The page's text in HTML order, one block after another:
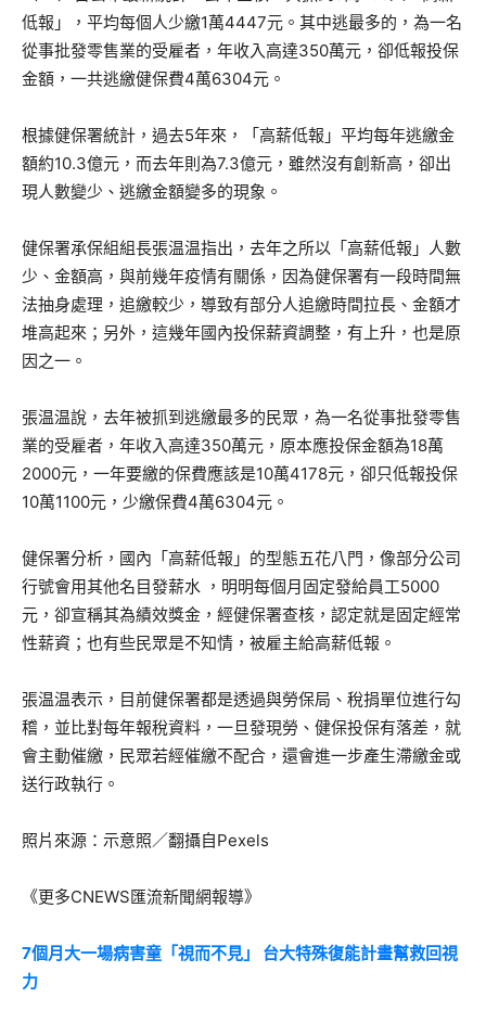
低報」，平均每個人少繳1萬4447元。其中逃最多的，為一名
從事批發零售業的受雇者，年收入高達350萬元，卻低報投保
金額，一共逃繳健保費4萬6304元。
根據健保署統計，過去5年來，「高薪低報」平均每年逃繳金
額約10.3億元，而去年則為7.3億元，雖然沒有創新高，卻出
現人數變少、逃繳金額變多的現象。
健保署承保組組長張温温指出，去年之所以「高薪低報」人數
少、金額高，與前幾年疫情有關係，因為健保署有一段時間無
法抽身處理，追繳較少，導致有部分人追繳時間拉長、金額才
堆高起來；另外，這幾年國內投保薪資調整，有上升，也是原
因之一。
張温温說，去年被抓到逃繳最多的民眾，為一名從事批發零售
業的受雇者，年收入高達350萬元，原本應投保金額為18萬
2000元，一年要繳的保費應該是10萬4178元，卻只低報投保
10萬1100元，少繳保費4萬6304元。
健保署分析，國內「高薪低報」的型態五花八門，像部分公司
行號會用其他名目發薪水 ，明明每個月固定發給員工5000
元，卻宣稱其為績效獎金，經健保署查核，認定就是固定經常
性薪資；也有些民眾是不知情，被雇主給高薪低報。
張温温表示，目前健保署都是透過與勞保局、稅捐單位進行勾
稽，並比對每年報稅資料，一旦發現勞、健保投保有落差，就
會主動催繳，民眾若經催繳不配合，還會進一步產生滯繳金或
送行政執行。
照片來源：示意照／翻攝自Pexels
《更多CNEWS匯流新聞網報導》
7個月大一場病害童「視而不見」 台大特殊復能計畫幫救回視
力